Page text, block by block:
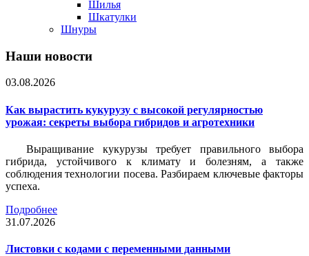
Шилья
Шкатулки
Шнуры
Наши новости
03.08.2026
Как вырастить кукурузу с высокой регулярностью
урожая: секреты выбора гибридов и агротехники
Выращивание кукурузы требует правильного выбора
гибрида, устойчивого к климату и болезням, а также
соблюдения технологии посева. Разбираем ключевые факторы
успеха.
Подробнее
31.07.2026
Листовки c кодами с переменными данными